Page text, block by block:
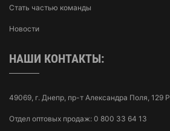
Стать частью команды
Новости
НАШИ КОНТАКТЫ:
49069, г. Днепр, пр-т Александра Поля, 129 Р
Отдел оптовых продаж: 0 800 33 64 13